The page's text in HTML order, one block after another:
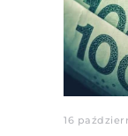
16